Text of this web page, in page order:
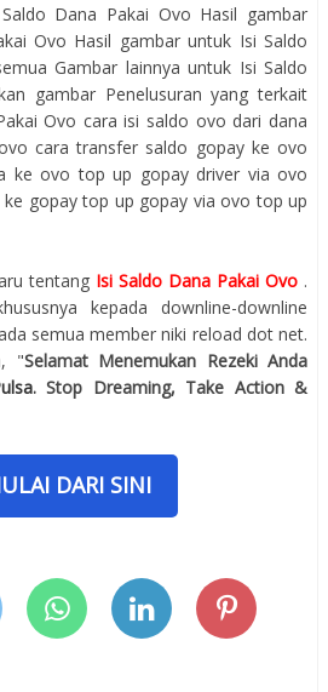
Dana Pakai Ovo Hasil gambar
Ovo Hasil gambar untuk Isi Saldo
Gambar lainnya untuk Isi Saldo
gambar Penelusuran yang terkait
Ovo cara isi saldo ovo dari dana
cara transfer saldo gopay ke ovo
ke ovo top up gopay driver via ovo
gopay top up gopay via ovo top up
tentang Isi Saldo Dana Pakai Ovo .
kepada downline-downline
semua member niki reload dot net.
"Selamat Menemukan Rezeki Anda
. Stop Dreaming, Take Action &
DARI SINI